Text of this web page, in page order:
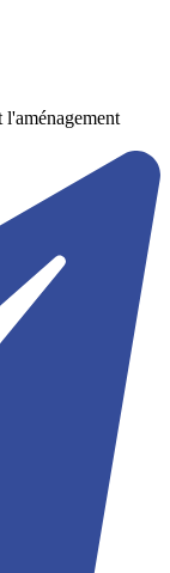
l'aménagement